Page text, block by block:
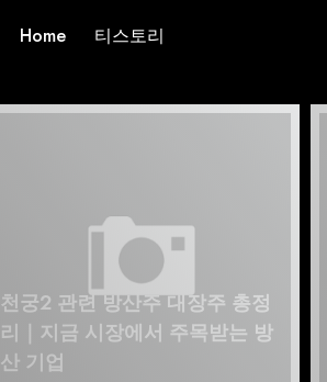
Home 티스토리
천궁2 관련 방산주 대장주 총정
리｜지금 시장에서 주목받는 방
산 기업